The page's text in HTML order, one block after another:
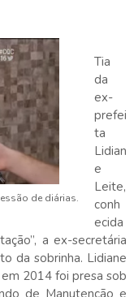
de diárias.
Tia
da
ex-
prefei
ta
Lidian
e
Leite,
conh
ecida
a ex-secretária
da sobrinha. Lidiane
2014 foi presa sob